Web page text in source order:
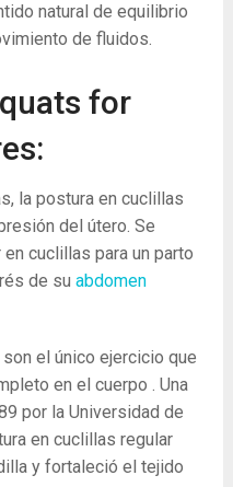
natural de equilibrio
de fluidos.
for
la postura en cuclillas
del útero. Se
cuclillas para un parto
de su abdomen
el único ejercicio que
en el cuerpo . Una
por la Universidad de
en cuclillas regular
y fortaleció el tejido